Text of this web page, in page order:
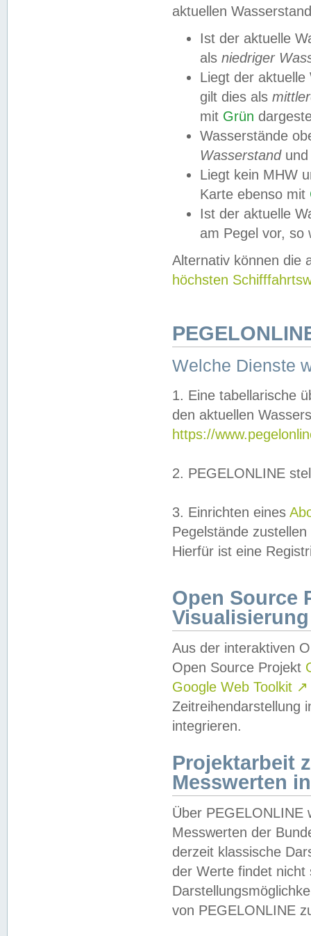
aktuellen
Ist der aktuelle
als niedriger
Liegt der
gilt dies als
mit Grün
Wasserstände
Wasserstandund
Liegt kein MHW
Karte ebenso mit
Ist der aktuelle
am Pegel vor,
Alternativ können die
höchsten
Welche Dienste
1. Eine tabellarische
den aktuellen
https://
2. PEGELONLINE
3. Einrichten eines
Pegelstände
Hierfür ist eine
Open Source
Visualisierung
Aus der interaktiven
Open Source Projekt
Google Web Toolkit ↗
Zeitreihendarstellung
integrieren.
Projektarbeit
Messwerten
Über PEGELONLINE
Messwerten der
derzeit klassische
der Werte findet
von PEGELONLINE